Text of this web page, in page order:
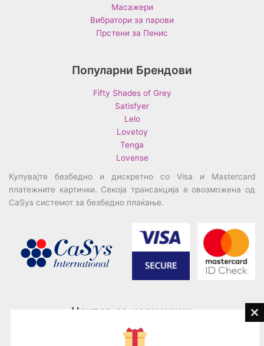
Масажери
Вибратори за парови
Прстени за Пенис
Популарни Брендови
Fifty Shades of Grey
Satisfyer
Lelo
Lovetoy
Tenga
Lovense
Купувајте безбедно и дискретно со Visa и Mastercard
платежните картички. Секоја трансакција е овозможена од
CaSys системот за безбедно плаќање.
Центар за корисници
076945497; 076945498